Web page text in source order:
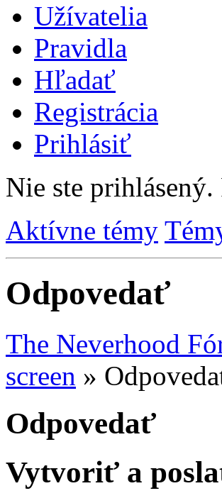
Užívatelia
Pravidla
Hľadať
Registrácia
Prihlásiť
Nie ste prihlásený.
Aktívne témy
Odpovedať
The Neverhood
screen »
Odpovedať
Vytvoriť a